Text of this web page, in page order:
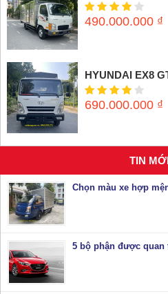
490.000.000 ₫
HYUNDAI EX8
690.000.000 ₫
TIN
Chọn màu xe hợp
5 bộ phận được quan